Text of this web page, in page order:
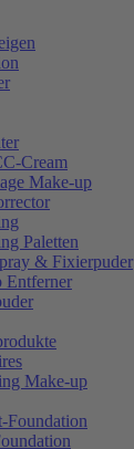
Cream
Make-up
Paletten
& Fixierpuder
Entferner
Make-up
Foundation